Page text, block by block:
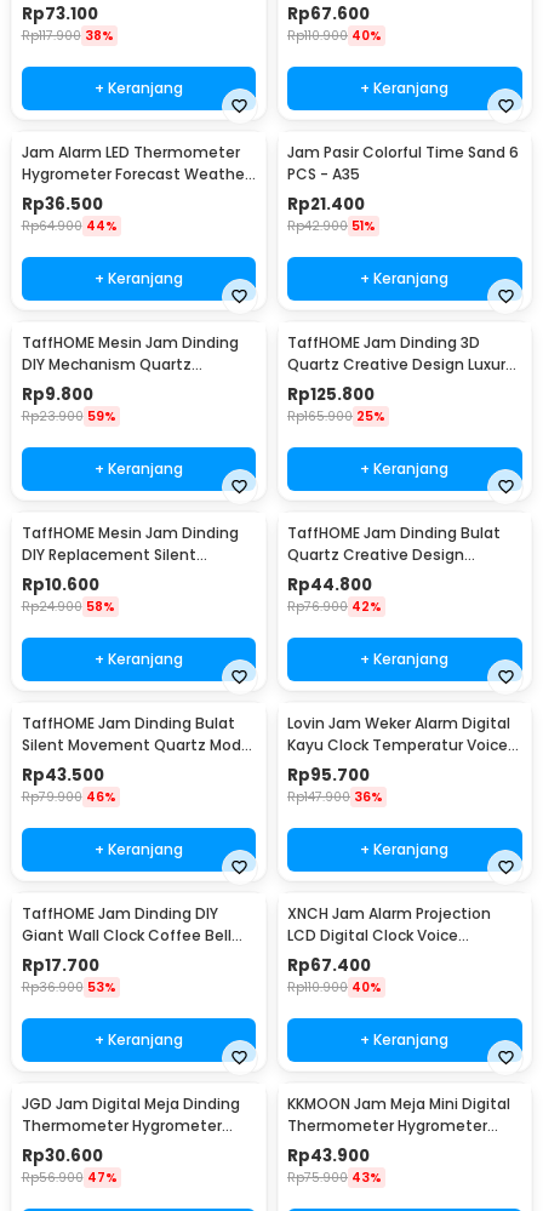
- DIY-104
Rp73.100
Rp117.900 38%
+ Keranjang
Garpu 30.5cm - T6806
Rp67.600
Rp110.900 40%
+ Keranjang
Jam Alarm LED Thermometer
Hygrometer Forecast Weather
Station - 2159T
Rp36.500
Rp64.900 44%
+ Keranjang
Jam Pasir Colorful Time Sand 6
PCS - A35
Rp21.400
Rp42.900 51%
+ Keranjang
TaffHOME Mesin Jam Dinding
DIY Mechanism Quartz
Replacement Sparepart -
5168-S
Rp9.800
Rp23.900 59%
+ Keranjang
TaffHOME Jam Dinding 3D
Quartz Creative Design Luxury
Diamond 33cm - T6807
Rp125.800
Rp165.900 25%
+ Keranjang
TaffHOME Mesin Jam Dinding
DIY Replacement Silent
Movement Quartz - 5168-S
Rp10.600
Rp24.900 58%
+ Keranjang
TaffHOME Jam Dinding Bulat
Quartz Creative Design
Modern 29cm - H6588
Rp44.800
Rp76.900 42%
+ Keranjang
TaffHOME Jam Dinding Bulat
Silent Movement Quartz Model
Modern 29cm - H6589
Rp43.500
Rp79.900 46%
+ Keranjang
Lovin Jam Weker Alarm Digital
Kayu Clock Temperatur Voice
Control - TX602
Rp95.700
Rp147.900 36%
+ Keranjang
TaffHOME Jam Dinding DIY
Giant Wall Clock Coffee Bell
40-70cm - DIY-12
Rp17.700
Rp36.900 53%
+ Keranjang
XNCH Jam Alarm Projection
LCD Digital Clock Voice
Thermometer - FJ3532
Rp67.400
Rp110.900 40%
+ Keranjang
JGD Jam Digital Meja Dinding
Thermometer Hygrometer
Sensor - ZL20
Rp30.600
Rp56.900 47%
KKMOON Jam Meja Mini Digital
Thermometer Hygrometer
Weather Station - CX220
Rp43.900
Rp75.900 43%